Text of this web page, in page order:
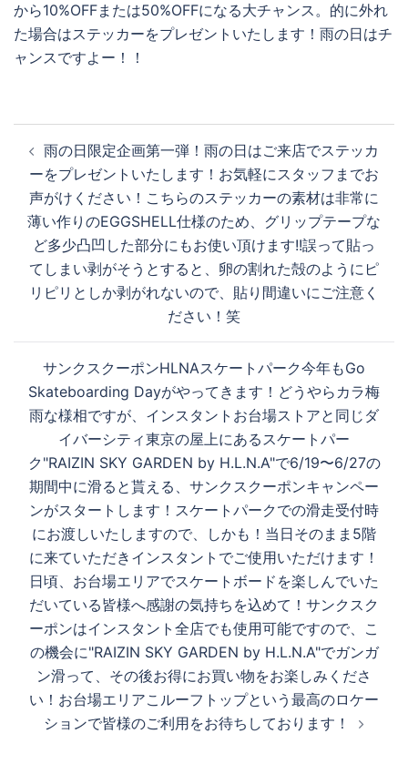
稿
ナ
ビ
ゲ
ー
シ
ン
雨の日限定企画第一弾！雨の日はご来店でステッカ
ーをプレゼントいたします！お気軽にスタッフまでお
声がけください！こちらのステッカーの素材は非常に
薄い作りのEGGSHELL仕様のため、グリップテープな
ど多少凸凹した部分にもお使い頂けます!!誤って貼っ
てしまい剥がそうとすると、卵の割れた殻のようにピ
リピリとしか剥がれないので、貼り間違いにご注意く
ださい！笑
サンクスクーポンHLNAスケートパーク今年もGo
Skateboarding Dayがやってきます！どうやらカラ梅
雨な様相ですが、インスタントお台場ストアと同じダ
イバーシティ東京の屋上にあるスケートパー
ク"RAIZIN SKY GARDEN by H.L.N.A"で6/19〜6/27の
期間中に滑ると貰える、サンクスクーポンキャンペー
ンがスタートします！スケートパークでの滑走受付時
にお渡しいたしますので、しかも！当日そのまま5階
に来ていただきインスタントでご使用いただけます！
日頃、お台場エリアでスケートボードを楽しんでいた
だいている皆様へ感謝の気持ちを込めて！サンクスク
ーポンはインスタント全店でも使用可能ですので、こ
の機会に"RAIZIN SKY GARDEN by H.L.N.A"でガンガ
ン滑って、その後お得にお買い物をお楽しみくださ
い！お台場エリアこルーフトップという最高のロケー
ションで皆様のご利用をお待ちしております！